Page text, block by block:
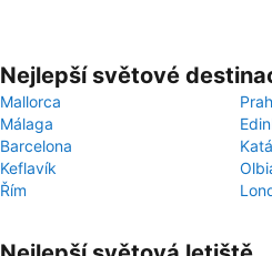
Nejlepší světové
Mallorca
Málaga
Barcelona
Keflavík
Řím